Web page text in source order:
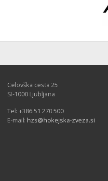
Celovška cesta 25
SI-1000 Ljubljana
Tel: +386 51 270 500
E-mail: hzs@hokejska-zveza.si